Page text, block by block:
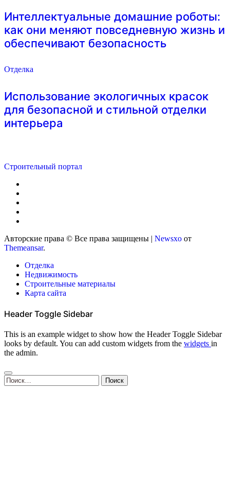
Интеллектуальные домашние роботы:
как они меняют повседневную жизнь и
обеспечивают безопасность
Отделка
Использование экологичных красок
для безопасной и стильной отделки
интерьера
Строительный портал
Авторские права © Все права защищены | Newsxo от
Themeansar.
Отделка
Недвижимость
Строительные материалы
Карта сайта
Header Toggle Sidebar
This is an example widget to show how the Header Toggle Sidebar
looks by default. You can add custom widgets from the widgets in
the admin.
Найти: